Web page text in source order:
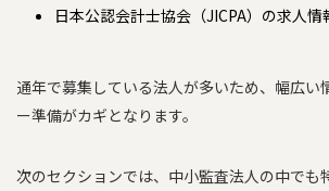
日本公認会計士協会（JICPA）の求人情
通年で募集している法人が多いため、幅広い
ー準備がカギとなります。
次のセクションでは、中小監査法人の中でも